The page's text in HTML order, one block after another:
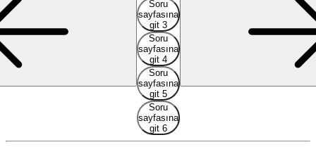
Soru
sayfasına
git 3
Soru
sayfasına
git 4
Soru
sayfasına
git 5
Soru
sayfasına
git 6